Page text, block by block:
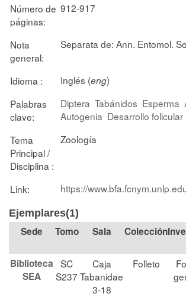
Número de
páginas:
912-917
Nota
general:
Separata de: Ann. Entomol.
Idioma : Inglés (eng)
Palabras
clave:
Diptera Tabánidos Esperma
Autogenia Desarrollo folicular
Tema
Principal /
Disciplina :
Zoología
Link: https://
Ejemplares(1)
Tomo Sala Colección
Biblioteca
SEA
SC
S237
Caja
Tabanidae
3-18
Folleto